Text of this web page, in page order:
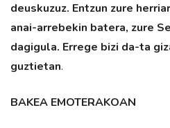
deuskuzuz. Entzun zure
anai-arrebekin batera, zure
dagigula. Errege bizi da-ta
guztietan.
BAKEA EMOTERAKOAN